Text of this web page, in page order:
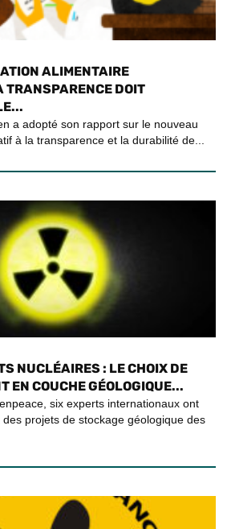
ALIMENTAIRE
TRANSPARENCE DOIT
a adopté son rapport sur le nouveau
à la transparence et la durabilité de...
NUCLÉAIRES : LE CHOIX DE
EN COUCHE GÉOLOGIQUE...
six experts internationaux ont
des projets de stockage géologique des